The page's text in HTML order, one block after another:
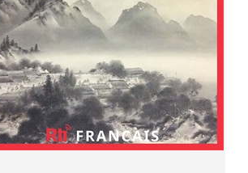
veille sur la bonne croissance des
cultures. A travers ces liens
chargés en traditions et en
sagesse, l'Homme est inséparable
de la terre. Néanmoins, avec la
société qui s'est enrichie grâce à
l'industrialisation, l'Homme s'est
éloigné progressivement de ses
racines et ...